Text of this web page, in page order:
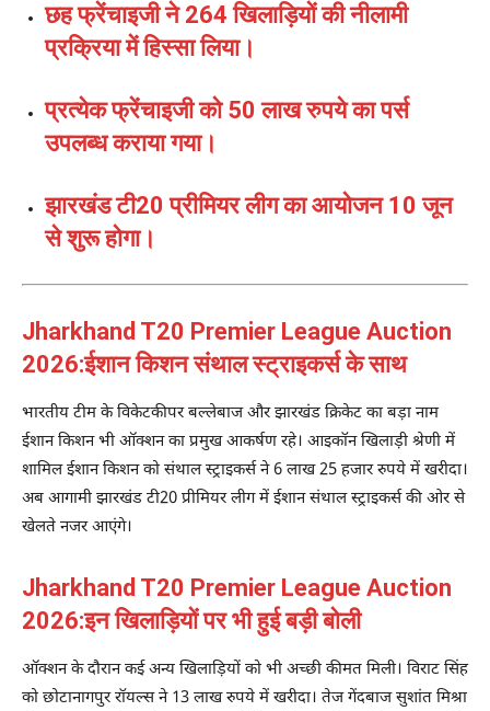
छह फ्रेंचाइजी ने 264 खिलाड़ियों की नीलामी
प्रक्रिया में हिस्सा लिया।
प्रत्येक फ्रेंचाइजी को 50 लाख रुपये का पर्स
उपलब्ध कराया गया।
झारखंड टी20 प्रीमियर लीग का आयोजन 10 जून
से शुरू होगा।
Jharkhand T20 Premier League Auction
2026:ईशान किशन संथाल स्ट्राइकर्स के साथ
भारतीय टीम के विकेटकीपर बल्लेबाज और झारखंड क्रिकेट का बड़ा नाम
ईशान किशन भी ऑक्शन का प्रमुख आकर्षण रहे। आइकॉन खिलाड़ी श्रेणी में
शामिल ईशान किशन को संथाल स्ट्राइकर्स ने 6 लाख 25 हजार रुपये में खरीदा।
अब आगामी झारखंड टी20 प्रीमियर लीग में ईशान संथाल स्ट्राइकर्स की ओर से
खेलते नजर आएंगे।
Jharkhand T20 Premier League Auction
2026:इन खिलाड़ियों पर भी हुई बड़ी बोली
ऑक्शन के दौरान कई अन्य खिलाड़ियों को भी अच्छी कीमत मिली। विराट सिंह
को छोटानागपुर रॉयल्स ने 13 लाख रुपये में खरीदा। तेज गेंदबाज सुशांत मिश्रा